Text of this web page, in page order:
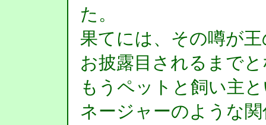
た。
果てには、その噂が
お披露目されるまで
もうペットと飼い主
ネージャーのような